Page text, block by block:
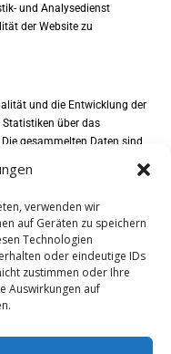
verwenden wir
auf Geräten zu speichern
Technologien
oder eindeutige IDs
zustimmen oder Ihre
Auswirkungen auf
und Analysedienst
der Website zu
und die Entwicklung der
über das
gesammelten Daten sind